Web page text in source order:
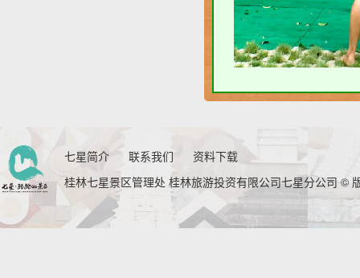
七星简介 联系我们
资料下载
桂林七星景区管理处 桂林旅游投资有限公司七星分公司 ©